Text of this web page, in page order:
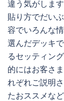
違う気がしま
貼り方でだい
容でいろんな
選んだデッキ
るセッティン
的にはお客さ
れぞれご説明
たおススメな